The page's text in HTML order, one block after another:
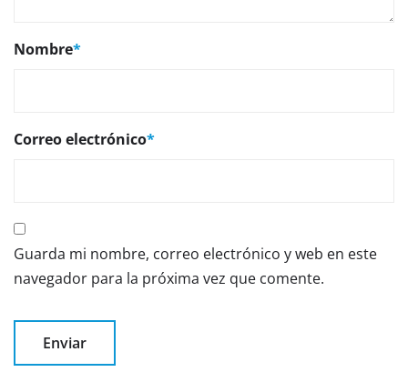
Nombre*
Correo electrónico*
Guarda mi nombre, correo electrónico y web en este
navegador para la próxima vez que comente.